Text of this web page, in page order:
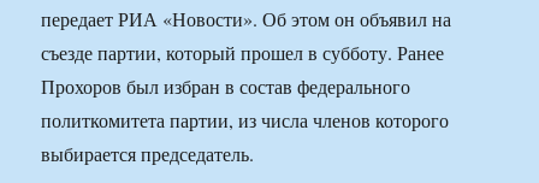
передает РИА «Новости». Об этом он объявил на
съезде партии, который прошел в субботу. Ранее
Прохоров был избран в состав федерального
политкомитета партии, из числа членов которого
выбирается председатель.